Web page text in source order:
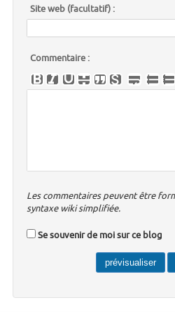
Site web (facultatif) :
Commentaire :
Les commentaires peuvent être
syntaxe wiki simplifiée.
Se souvenir de moi sur ce blog